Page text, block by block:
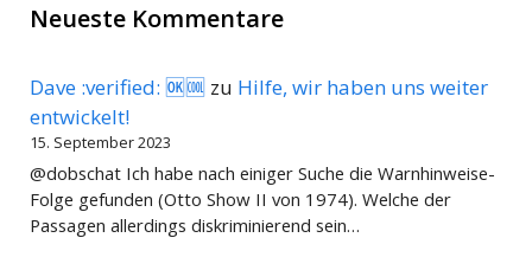
Neueste Kommentare
Dave :verified: 🆗🆒 zu Hilfe, wir haben uns weiter
entwickelt!
15. September 2023
@dobschat Ich habe nach einiger Suche die Warnhinweise-
Folge gefunden (Otto Show II von 1974). Welche der
Passagen allerdings diskriminierend sein…